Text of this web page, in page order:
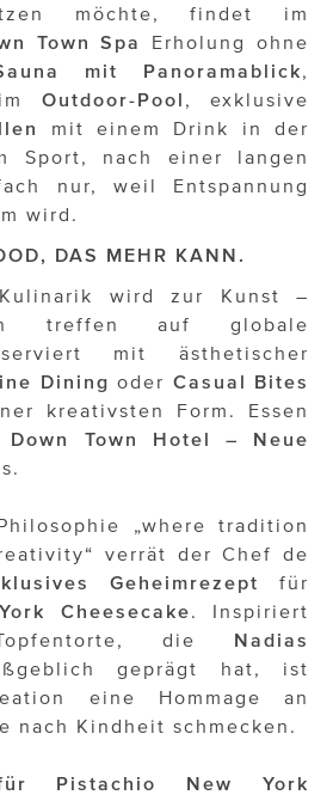
möchte, findet im
Town Spa
Erholung ohne
mit Panoramablick,
Outdoor-Pool , exklusive
mit einem Drink in der
Sport, nach einer langen
nur, weil Entspannung
wird.
DAS MEHR KANN.
wird zur Kunst –
treffen auf globale
mit ästhetischer
Dining oder Casual Bites
kreativsten Form. Essen
Down Town Hotel – Neue
„where tradition
verrät der Chef de
Geheimrezept für
Cheesecake. Inspiriert
die Nadias
geprägt hat, ist
eine Hommage an
nach Kindheit schmecken.
Pistachio New York